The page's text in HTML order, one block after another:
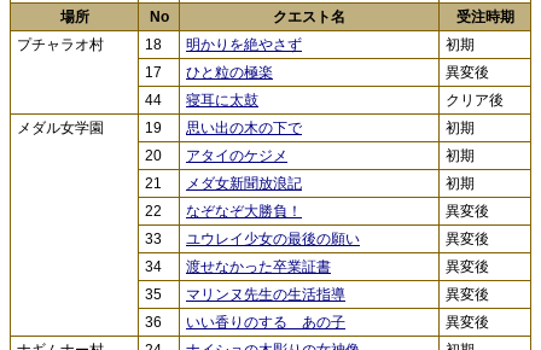
場所
No クエスト名
受注時期
プチャラオ村
18 明かりを絶やさず
初期
17
ひと粒の極楽
異変後
44
寝耳に太鼓
クリア後
メダル女学園
19 思い出の木の下で
初期
20
アタイのケジメ
初期
21
メダ女新聞放浪記
初期
22
なぞなぞ大勝負！
異変後
33
ユウレイ少女の最後の願い
異変後
34
渡せなかった卒業証書
異変後
35
マリンヌ先生の生活指導
異変後
36
いい香りのする あの子
異変後